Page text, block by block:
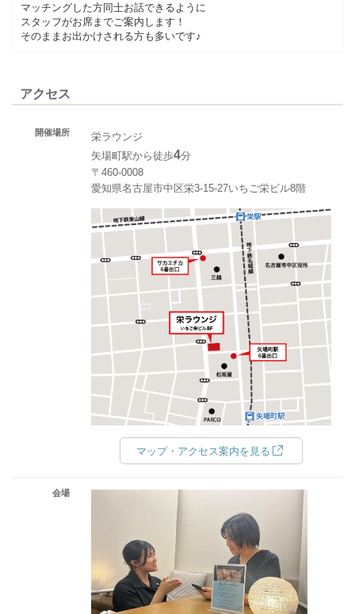
マッチングした方同士お話できるように
スタッフがお席までご案内します！
そのままお出かけされる方も多いです♪
アクセス
開催場所
栄ラウンジ
矢場町駅から徒歩4分
〒460-0008
愛知県名古屋市中区栄3-15-27いちご栄ビル8階
マップ・アクセス案内を見る
会場